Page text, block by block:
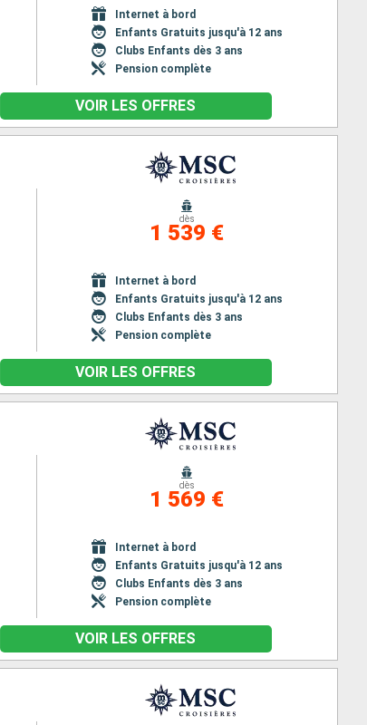
Internet à bord
Enfants Gratuits jusqu'à 12 ans
Clubs Enfants dès 3 ans
Pension complète
VOIR LES OFFRES
dès
1 539 €
Internet à bord
Enfants Gratuits jusqu'à 12 ans
Clubs Enfants dès 3 ans
Pension complète
VOIR LES OFFRES
dès
1 569 €
Internet à bord
Enfants Gratuits jusqu'à 12 ans
Clubs Enfants dès 3 ans
Pension complète
VOIR LES OFFRES